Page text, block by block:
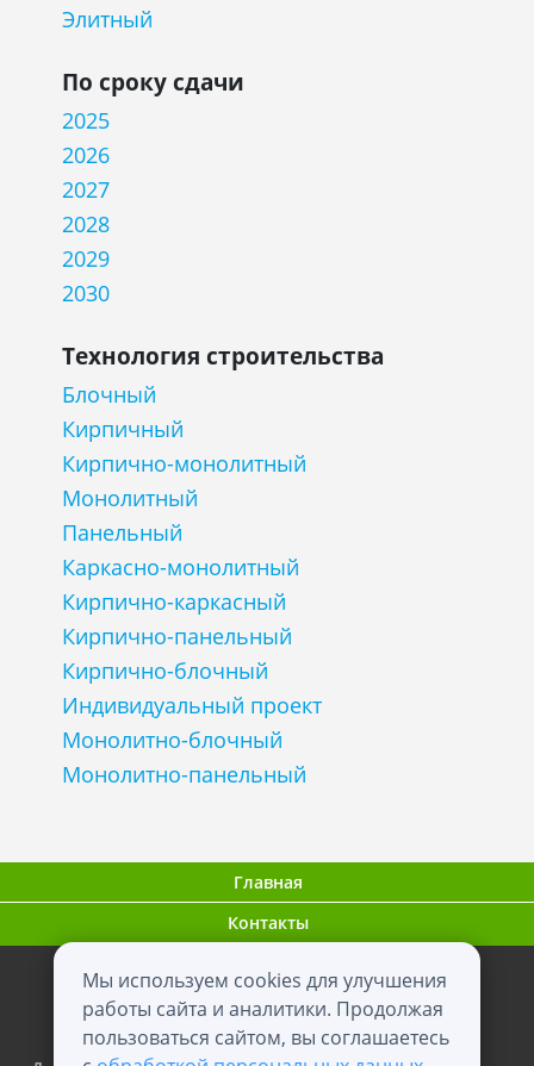
Мы используем cookies для улучшения
работы сайта и аналитики. Продолжая
пользоваться сайтом, вы соглашаетесь
Элитный
По сроку сдачи
2025
2026
2027
2028
2029
2030
Технология строительства
Блочный
Кирпичный
Кирпично-монолитный
Монолитный
Панельный
Каркасно-монолитный
Кирпично-каркасный
Кирпично-панельный
Кирпично-блочный
Индивидуальный проект
Монолитно-блочный
Монолитно-панельный
Главная
Контакты
ООО "ВНовостройке.ру"
2012 - 2026 0+